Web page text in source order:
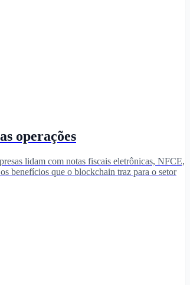
operações
lidam com notas fiscais eletrônicas, NFCE,
benefícios que o blockchain traz para o setor